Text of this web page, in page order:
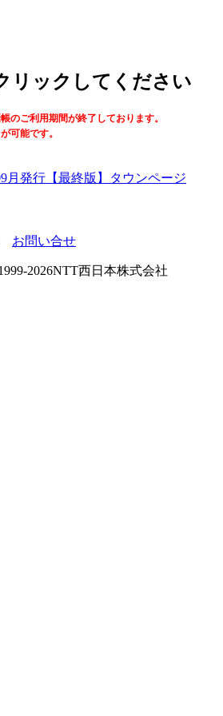
リックしてください
のご利用期間が終了しております。
可能です。
【最終版】タウンページ
お問い合せ
2026NTT西日本株式会社